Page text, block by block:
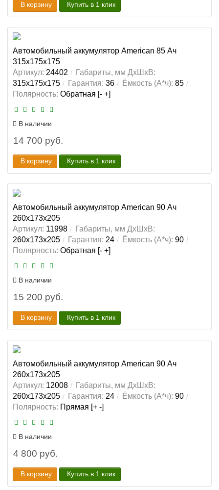
В корзину Купить в 1 клик
Автомобильный аккумулятор American 85 Ач
315x175x175
Артикул: 24402
Габариты, мм ДхШхВ:
315x175x175
Гарантия: 36 Ёмкость (А*ч): 85
Полярность: Обратная [- +]
В наличии
14 700 руб.
В корзину Купить в 1 клик
Автомобильный аккумулятор American 90 Ач
260x173x205
Артикул: 11998
Габариты, мм ДхШхВ:
260x173x205
Гарантия: 24 Ёмкость (А*ч): 90
Полярность: Обратная [- +]
В наличии
15 200 руб.
В корзину Купить в 1 клик
Автомобильный аккумулятор American 90 Ач
260x173x205
Артикул: 12008
Габариты, мм ДхШхВ:
260x173x205
Гарантия: 24 Ёмкость (А*ч): 90
Полярность: Прямая [+ -]
В наличии
4 800 руб.
В корзину Купить в 1 клик